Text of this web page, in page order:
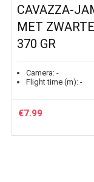
CAVAZZA-
MET
370 GR
Camera: -
Flight time (m): -
€7.99